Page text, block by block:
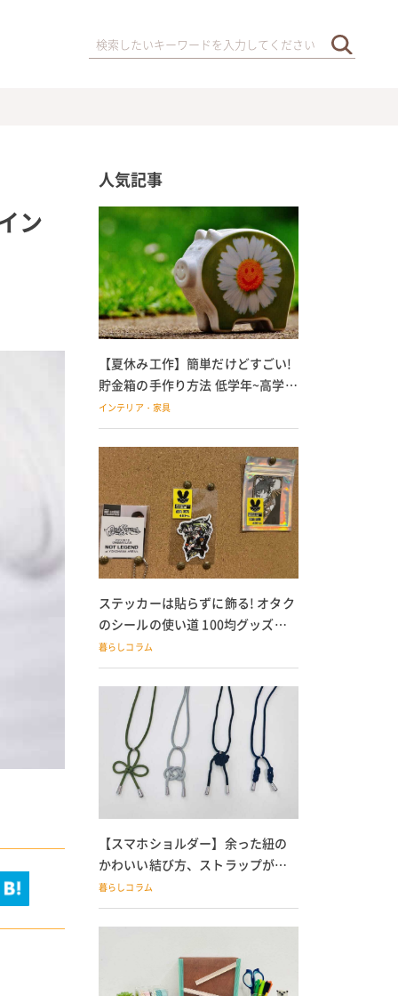
ン
人気記事
【夏休み工作】簡単だけどすごい!
貯金箱の手作り方法 低学年~高学年
の子どもにも
インテリア・家具
ステッカーは貼らずに飾る! オタク
のシールの使い道 100均グッズで
の飾り方も
暮らしコラム
【スマホショルダー】余った紐の
かわいい結び方、ストラップが落
ちる人必見
暮らしコラム